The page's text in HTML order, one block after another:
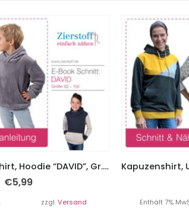
Kapuzensweatshirt, Hoodie “DAVID”, Gr. 62 – 104
€5,99
zzgl.Versand Enthält 7%